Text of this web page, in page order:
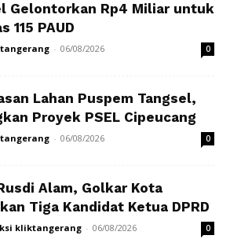
Gelontorkan Rp4 Miliar untuk
115 PAUD
- 06/08/2026 0
Lahan Puspem Tangsel,
Proyek PSEL Cipeucang
- 06/08/2026 0
Alam, Golkar Kota
Tiga Kandidat Ketua DPRD
kliktangerang - 06/08/2026 0